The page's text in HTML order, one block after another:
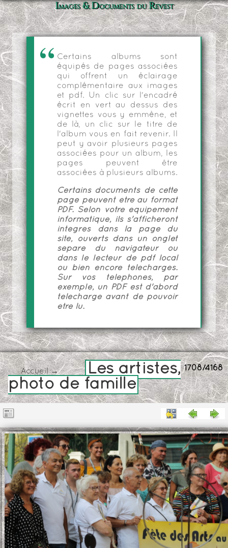
Images & Documents du Revest
Certains albums sont
équipés de pages associées
qui offrent un éclairage
complémentaire aux images
et pdf. Un clic sur l'encadré
écrit en vert au dessus des
vignettes vous y emmène, et
de là, un clic sur le titre de
l'album vous en fait revenir. Il
peut y avoir plusieurs pages
associées pour un album, les
pages peuvent être
associées à plusieurs albums.
Certains documents de cette
page peuvent être au format
PDF. Selon votre équipement
informatique, ils s'afficheront
intégrés dans la page du
site, ouverts dans un onglet
séparé du navigateur ou
dans le lecteur de pdf local
ou bien encore téléchargés.
Sur vos téléphones, par
exemple, un PDF est d'abord
téléchargé avant de pouvoir
être lu.
1708/4168
Accueil→
Les artistes,
photo de famille